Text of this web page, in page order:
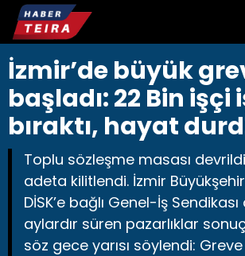
İzmir’de büyük
başladı: 22 Bin işçi
bıraktı, hayat
Toplu sözleşme masası
adeta kilitlendi. İzmir
DİSK’e bağlı Genel-İş
aylardır süren pazarlıklar
söz gece yarısı söylendi: Greve